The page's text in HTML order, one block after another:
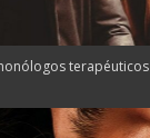
terapéuticos